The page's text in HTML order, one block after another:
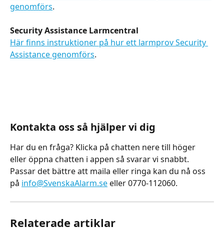
genomförs.
Security Assistance Larmcentral
Här finns instruktioner på hur ett larmprov Security
Assistance genomförs.
Kontakta oss så hjälper vi dig
Har du en fråga? Klicka på chatten nere till höger
eller öppna chatten i appen så svarar vi snabbt.
Passar det bättre att maila eller ringa kan du nå oss
på info@SvenskaAlarm.se eller 0770-112060.
Relaterade artiklar